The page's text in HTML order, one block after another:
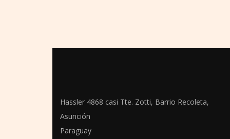
Hassler 4868 casi Tte. Zotti, Barrio Recoleta,
Asunción
Paraguay